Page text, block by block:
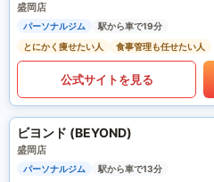
盛岡店
パーソナルジム
駅から車で19分
とにかく痩せたい人
食事管理も任せたい人
公式サイトを見る
ビヨンド (BEYOND)
盛岡店
パーソナルジム
駅から車で13分